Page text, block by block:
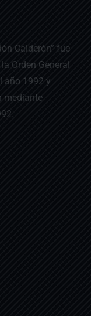
Calderón” fue
Orden General
año 1992 y
mediante